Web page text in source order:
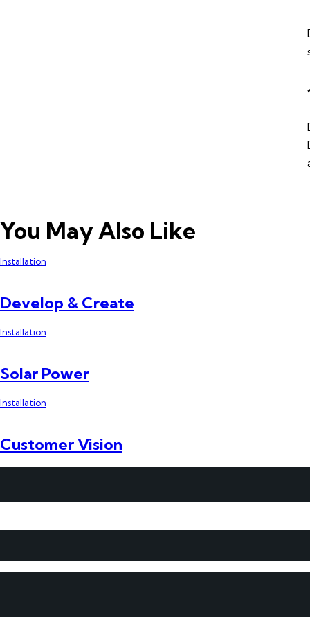
You May Also Like
Installation
Develop & Create
Installation
Solar Power
Installation
Customer Vision